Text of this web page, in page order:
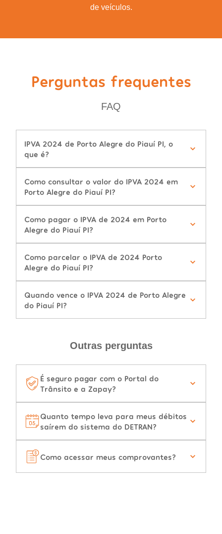
de veículos.
Perguntas frequentes
FAQ
IPVA 2024 de Porto Alegre do Piauí PI, o
que é?
Como consultar o valor do IPVA 2024 em
Porto Alegre do Piauí PI?
Como pagar o IPVA de 2024 em Porto
Alegre do Piauí PI?
Como parcelar o IPVA de 2024 Porto
Alegre do Piauí PI?
Quando vence o IPVA 2024 de Porto Alegre
do Piauí PI?
Outras perguntas
É seguro pagar com o Portal do
Trânsito e a Zapay?
Quanto tempo leva para meus débitos
saírem do sistema do DETRAN?
Como acessar meus comprovantes?